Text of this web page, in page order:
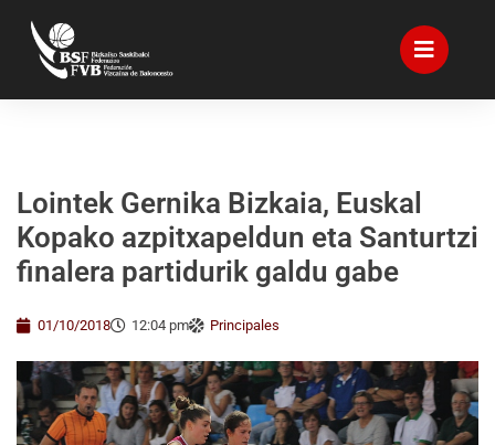
Lointek Gernika Bizkaia, Euskal
Kopako azpitxapeldun eta Santurtzi
finalera partidurik galdu gabe
01/10/2018 12:04 pm Principales